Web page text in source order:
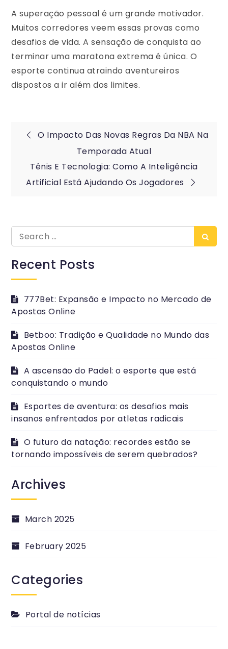
A superação pessoal é um grande motivador.
Muitos corredores veem essas provas como
desafios de vida. A sensação de conquista ao
terminar uma maratona extrema é única. O
esporte continua atraindo aventureiros
dispostos a ir além dos limites.
Post
navigation
O Impacto Das Novas Regras Da NBA Na
Temporada Atual
Tênis E Tecnologia: Como A Inteligência
Artificial Está Ajudando Os Jogadores
Search
for:
Recent Posts
777Bet: Expansão e Impacto no Mercado de
Apostas Online
Betboo: Tradição e Qualidade no Mundo das
Apostas Online
A ascensão do Padel: o esporte que está
conquistando o mundo
Esportes de aventura: os desafios mais
insanos enfrentados por atletas radicais
O futuro da natação: recordes estão se
tornando impossíveis de serem quebrados?
Archives
March 2025
February 2025
Categories
Portal de notícias